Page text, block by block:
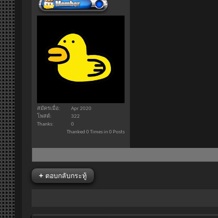
สมัครเมื่อ
Apr 2020
โพสต์
322
Thanks
0
Thanked 0 Times in 0 Posts
+ ตอบกลับกระทู้